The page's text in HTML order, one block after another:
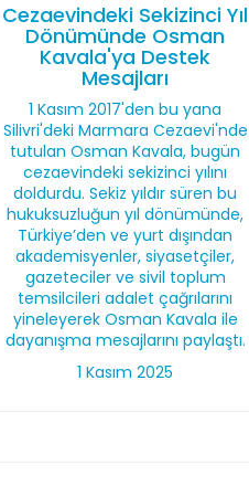
Cezaevindeki Sekizinci Yıl
Dönümünde Osman
Kavala'ya Destek
Mesajları
1 Kasım 2017'den bu yana
Silivri'deki Marmara Cezaevi'nde
tutulan Osman Kavala, bugün
cezaevindeki sekizinci yılını
doldurdu. Sekiz yıldır süren bu
hukuksuzluğun yıl dönümünde,
Türkiye’den ve yurt dışından
akademisyenler, siyasetçiler,
gazeteciler ve sivil toplum
temsilcileri adalet çağrılarını
yineleyerek Osman Kavala ile
dayanışma mesajlarını paylaştı.
1 Kasım 2025